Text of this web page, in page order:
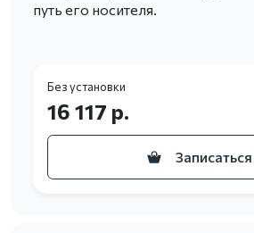
путь его носителя.
Без установки
16 117 р.
Записаться